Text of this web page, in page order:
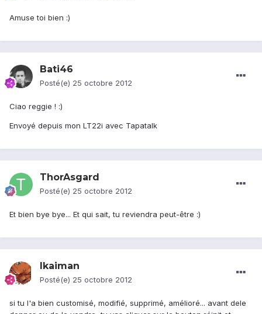
Amuse toi bien :)
Bati46
Posté(e) 25 octobre 2012
Ciao reggie ! :)
Envoyé depuis mon LT22i avec Tapatalk
ThorAsgard
Posté(e) 25 octobre 2012
Et bien bye bye... Et qui sait, tu reviendra peut-être :)
lkaiman
Posté(e) 25 octobre 2012
si tu l'a bien customisé, modifié, supprimé, amélioré... avant dele